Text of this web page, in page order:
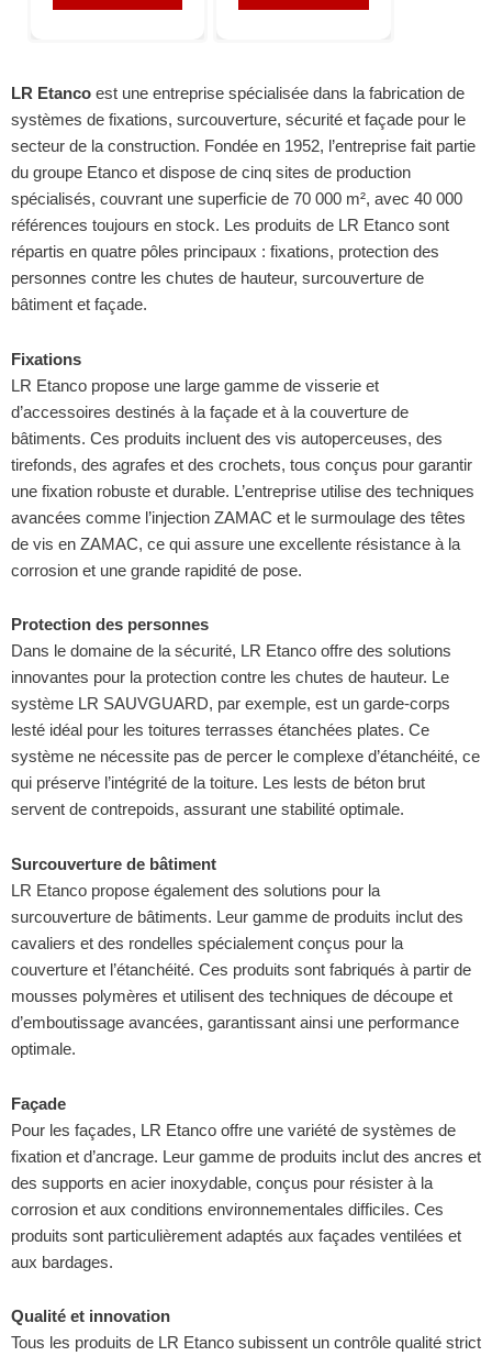
de
171
343
n°9
241
520
LR Etanco est une entreprise spécialisée dans la fabrication de
systèmes de fixations, surcouverture, sécurité et façade pour le
secteur de la construction. Fondée en 1952, l’entreprise fait partie
du groupe Etanco et dispose de cinq sites de production
spécialisés, couvrant une superficie de 70 000 m², avec 40 000
références toujours en stock. Les produits de LR Etanco sont
répartis en quatre pôles principaux : fixations, protection des
personnes contre les chutes de hauteur, surcouverture de
bâtiment et façade.
Fixations
LR Etanco propose une large gamme de visserie et
d’accessoires destinés à la façade et à la couverture de
bâtiments. Ces produits incluent des vis autoperceuses, des
tirefonds, des agrafes et des crochets, tous conçus pour garantir
une fixation robuste et durable. L’entreprise utilise des techniques
avancées comme l’injection ZAMAC et le surmoulage des têtes
de vis en ZAMAC, ce qui assure une excellente résistance à la
corrosion et une grande rapidité de pose.
Protection des personnes
Dans le domaine de la sécurité, LR Etanco offre des solutions
innovantes pour la protection contre les chutes de hauteur. Le
système LR SAUVGUARD, par exemple, est un garde-corps
lesté idéal pour les toitures terrasses étanchées plates. Ce
système ne nécessite pas de percer le complexe d’étanchéité, ce
qui préserve l’intégrité de la toiture. Les lests de béton brut
servent de contrepoids, assurant une stabilité optimale.
Surcouverture de bâtiment
LR Etanco propose également des solutions pour la
surcouverture de bâtiments. Leur gamme de produits inclut des
cavaliers et des rondelles spécialement conçus pour la
couverture et l’étanchéité. Ces produits sont fabriqués à partir de
mousses polymères et utilisent des techniques de découpe et
d’emboutissage avancées, garantissant ainsi une performance
optimale.
Façade
Pour les façades, LR Etanco offre une variété de systèmes de
fixation et d’ancrage. Leur gamme de produits inclut des ancres et
des supports en acier inoxydable, conçus pour résister à la
corrosion et aux conditions environnementales difficiles. Ces
produits sont particulièrement adaptés aux façades ventilées et
aux bardages.
Qualité et innovation
Tous les produits de LR Etanco subissent un contrôle qualité strict